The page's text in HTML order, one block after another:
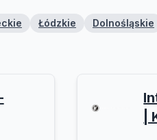
Łódzkie Dolnośląskie